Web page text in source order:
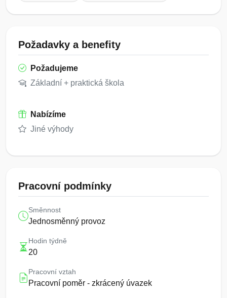
Požadavky a benefity
Požadujeme
Základní + praktická škola
Nabízíme
Jiné výhody
Pracovní podmínky
Směnnost
Jednosměnný provoz
Hodin týdně
20
Pracovní vztah
Pracovní poměr - zkrácený úvazek